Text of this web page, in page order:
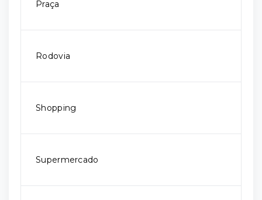
Praça
Rodovia
Shopping
Supermercado